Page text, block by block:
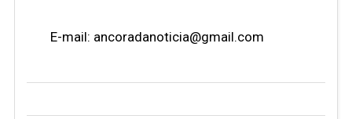
E-mail: ancoradanoticia@gmail.com